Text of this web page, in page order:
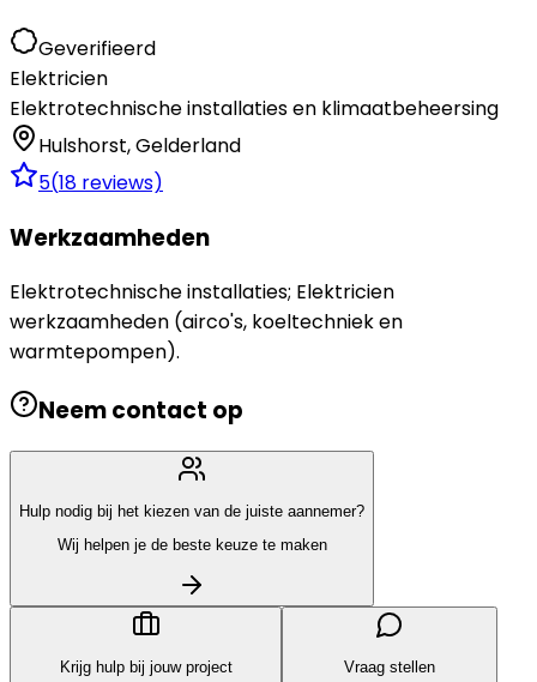
Geverifieerd
Elektricien
Elektrotechnische installaties en klimaatbeheersing
Hulshorst,Gelderland
5(18 reviews)
Werkzaamheden
Elektrotechnische installaties; Elektricien
werkzaamheden (airco's, koeltechniek en
warmtepompen).
Neem contact op
Hulp nodig bij het kiezen van de juiste aannemer?
Wij helpen je de beste keuze te maken
Krijg hulp bij jouw project
Vraag stellen